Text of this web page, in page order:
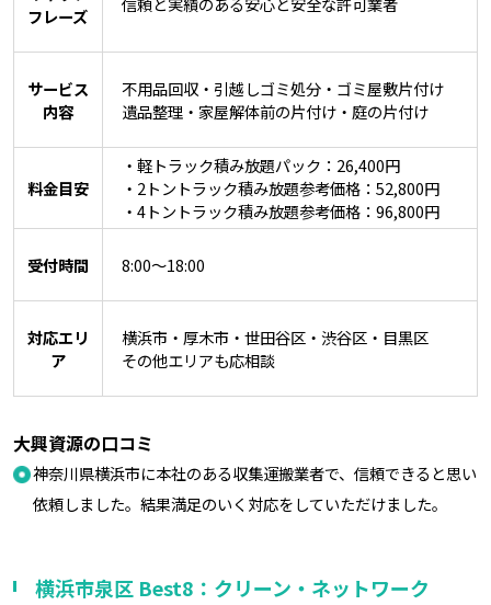
フレーズ
サービス
内容
不用品回収・引越しゴミ処分・ゴミ屋敷片付け
遺品整理・家屋解体前の片付け・庭の片付け
料金目安
・軽トラック積み放題パック：26,400円
・2トントラック積み放題参考価格：52,800円
・4トントラック積み放題参考価格：96,800円
受付時間 8:00～18:00
対応エリ
ア
横浜市・厚木市・世田谷区・渋谷区・目黒区
その他エリアも応相談
大興資源の口コミ
神奈川県横浜市に本社のある収集運搬業者で、信頼できると思い
依頼しました。結果満足のいく対応をしていただけました。
横浜市泉区 Best8：クリーン・ネットワーク